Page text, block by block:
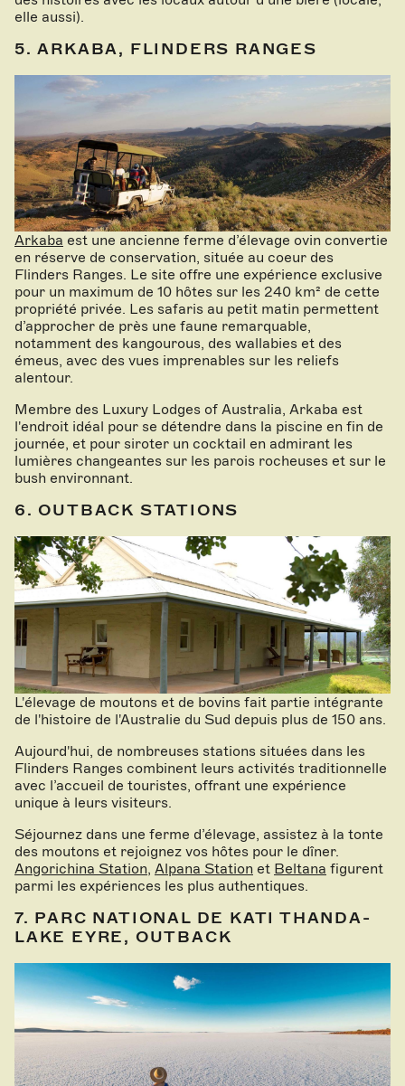
elle aussi).
5. ARKABA, FLINDERS RANGES
Arkaba est une ancienne ferme d’élevage ovin convertie
en réserve de conservation, située au coeur des
Flinders Ranges. Le site offre une expérience exclusive
pour un maximum de 10 hôtes sur les 240 km² de cette
propriété privée. Les safaris au petit matin permettent
d’approcher de près une faune remarquable,
notamment des kangourous, des wallabies et des
émeus, avec des vues imprenables sur les reliefs
alentour.
Membre des Luxury Lodges of Australia, Arkaba est
l'endroit idéal pour se détendre dans la piscine en fin de
journée, et pour siroter un cocktail en admirant les
lumières changeantes sur les parois rocheuses et sur le
bush environnant.
6. OUTBACK STATIONS
L'élevage de moutons et de bovins fait partie intégrante
de l'histoire de l'Australie du Sud depuis plus de 150 ans.
Aujourd'hui, de nombreuses stations situées dans les
Flinders Ranges combinent leurs activités traditionnelle
avec l’accueil de touristes, offrant une expérience
unique à leurs visiteurs.
Séjournez dans une ferme d’élevage, assistez à la tonte
des moutons et rejoignez vos hôtes pour le dîner.
Angorichina Station Alpana Station et Beltana figurent
parmi les expériences les plus authentiques.
7. PARC NATIONAL DE KATI THANDA-
LAKE EYRE, OUTBACK